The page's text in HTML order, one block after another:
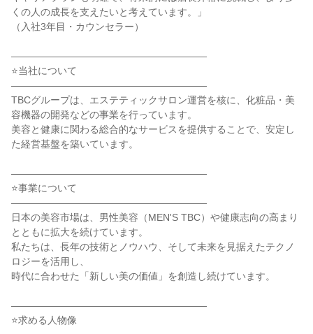
くの人の成長を支えたいと考えています。」
（入社3年目・カウンセラー）
――――――――――――――――――――
⭐当社について
――――――――――――――――――――
TBCグループは、エステティックサロン運営を核に、化粧品・美
容機器の開発などの事業を行っています。
美容と健康に関わる総合的なサービスを提供することで、安定し
た経営基盤を築いています。
――――――――――――――――――――
⭐事業について
――――――――――――――――――――
日本の美容市場は、男性美容（MEN'S TBC）や健康志向の高まり
とともに拡大を続けています。
私たちは、長年の技術とノウハウ、そして未来を見据えたテクノ
ロジーを活用し、
時代に合わせた「新しい美の価値」を創造し続けています。
――――――――――――――――――――
⭐求める人物像